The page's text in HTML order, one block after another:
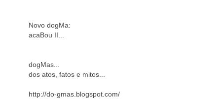
Novo dogMa:
acaBou II...
dogMas...
dos atos, fatos e mitos...
http://do-gmas.blogspot.com/